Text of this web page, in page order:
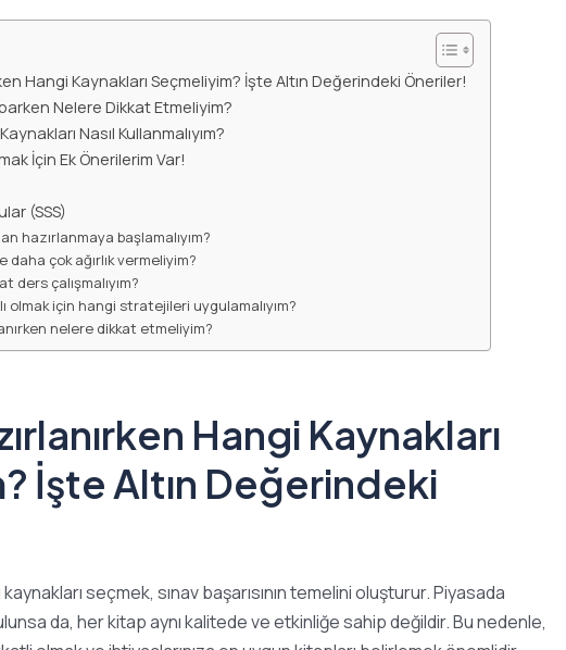
Hangi Kaynakları Seçmeliyim? İşte Altın Değerindeki Öneriler!
Nelere Dikkat Etmeliyim?
Nasıl Kullanmalıyım?
İçin Ek Önerilerim Var!
(SSS)
hazırlanmaya başlamalıyım?
daha çok ağırlık vermeliyim?
ders çalışmalıyım?
olmak için hangi stratejileri uygulamalıyım?
nelere dikkat etmeliyim?
Hangi Kaynakları
İşte Altın Değerindeki
seçmek, sınav başarısının temelini oluşturur. Piyasada
da, her kitap aynı kalitede ve etkinliğe sahip değildir. Bu nedenle,